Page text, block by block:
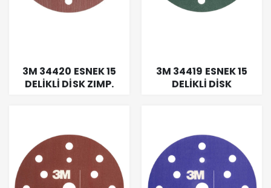
3M 34420 ESNEK 15
DELİKLİ DİSK ZIMP.
3M 34419 ESNEK 15
DELİKLİ DİSK